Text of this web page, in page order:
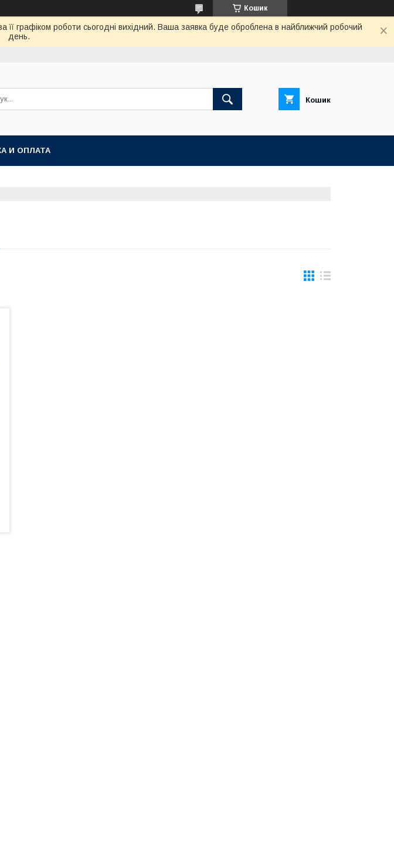
Кошик
графіком роботи сьогодні вихідний. Ваша заявка буде оброблена в найближчий робочий
день.
Кошик
И ОПЛАТА